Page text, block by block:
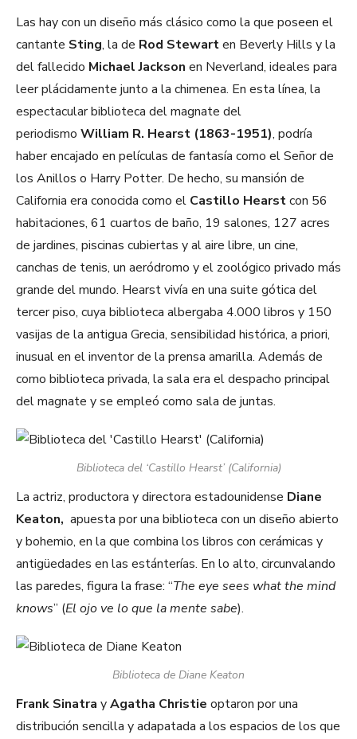
Las hay con un diseño más clásico como la que poseen el
cantante Sting, la de Rod Stewarten Beverly Hills y la
del fallecido Michael Jackson en Neverland, ideales para
leer plácidamente junto a la chimenea. En esta línea, la
espectacular biblioteca del magnate del
periodismo William R. Hearst (1863-1951), podría
haber encajado en películas de fantasía como el Señor de
los Anillos o Harry Potter. De hecho, su mansión de
California era conocida como el Castillo Hearstcon 56
habitaciones, 61 cuartos de baño, 19 salones, 127 acres
de jardines, piscinas cubiertas y al aire libre, un cine,
canchas de tenis, un aeródromo y el zoológico privado más
grande del mundo. Hearst vivía en una suite gótica del
tercer piso, cuya biblioteca albergaba 4.000 libros y 150
vasijas de la antigua Grecia, sensibilidad histórica, a priori,
inusual en el inventor de la prensa amarilla. Además de
como biblioteca privada, la sala era el despacho principal
del magnate y se empleó como sala de juntas.
Biblioteca del ‘Castillo Hearst’ (California)
La actriz, productora y directora estadounidense Diane
Keaton, apuesta por una biblioteca con un diseño abierto
y bohemio, en la que combina los libros con cerámicas y
antigüedades en las estánterías. En lo alto, circunvalando
las paredes, figura la frase: “The eye sees what the mind
knows” (El ojo ve lo que la mente sabe).
Biblioteca de Diane Keaton
Frank Sinatra yAgatha Christie optaron por una
distribución sencilla y adapatada a los espacios de los que